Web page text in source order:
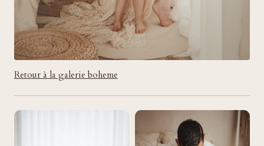
Retour à la galerie boheme